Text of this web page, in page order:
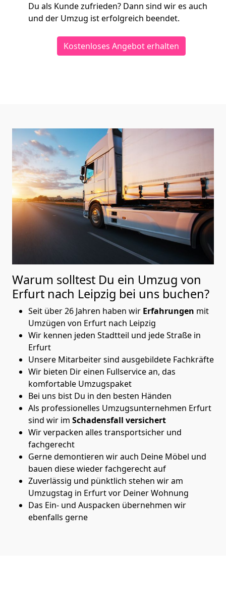
Du als Kunde zufrieden? Dann sind wir es auch
und der Umzug ist erfolgreich beendet.
Kostenloses Angebot erhalten
Warum solltest Du ein Umzug von
Erfurt nach Leipzig bei uns buchen?
Seit über 26 Jahren haben wir Erfahrungen mit
Umzügen von Erfurt nach Leipzig
Wir kennen jeden Stadtteil und jede Straße in
Erfurt
Unsere Mitarbeiter sind ausgebildete Fachkräfte
Wir bieten Dir einen Fullservice an, das
komfortable Umzugspaket
Bei uns bist Du in den besten Händen
Als professionelles Umzugsunternehmen Erfurt
sind wir im Schadensfall versichert
Wir verpacken alles transportsicher und
fachgerecht
Gerne demontieren wir auch Deine Möbel und
bauen diese wieder fachgerecht auf
Zuverlässig und pünktlich stehen wir am
Umzugstag in Erfurt vor Deiner Wohnung
Das Ein- und Auspacken übernehmen wir
ebenfalls gerne